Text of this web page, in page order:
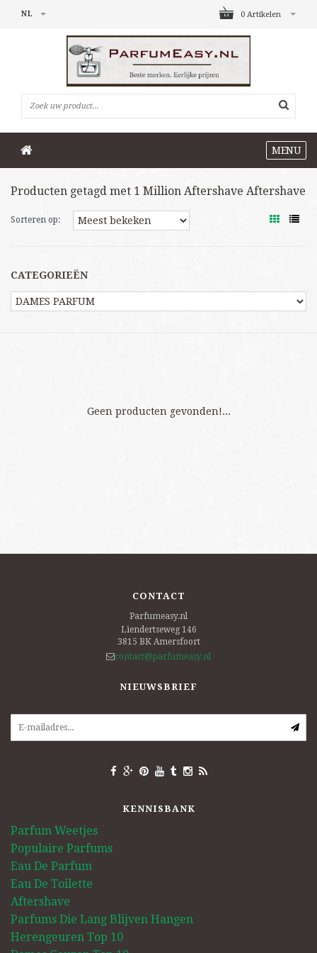
0 Artikelen
NL
MENU
Producten getagd met 1 Million Aftershave Aftershave
Sorteren op:
CATEGORIEËN
Geen producten gevonden!...
CONTACT
Parfumeasy.nl
Liendertseweg 146
3815 BK Amersfoort
contact@parfumeasy.nl
NIEUWSBRIEF
KENNISBANK
Parfum Weetjes
Populaire Parfums
Eau De Parfum
Eau De Toilette
Aftershave
Parfums Die Lang Blijven Hangen
Herengeuren Top 10